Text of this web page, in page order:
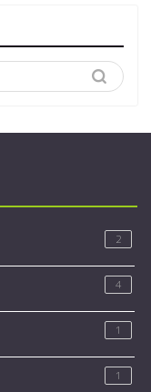
2
4
1
1